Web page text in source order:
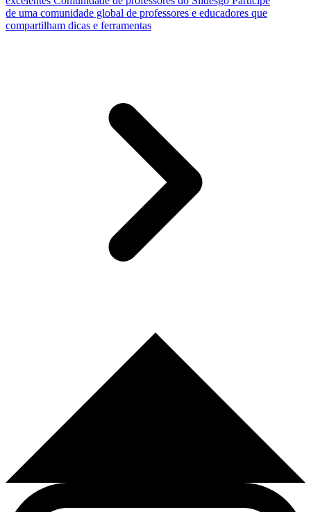
de uma comunidade global de professores e educadores que
compartilham dicas e ferramentas